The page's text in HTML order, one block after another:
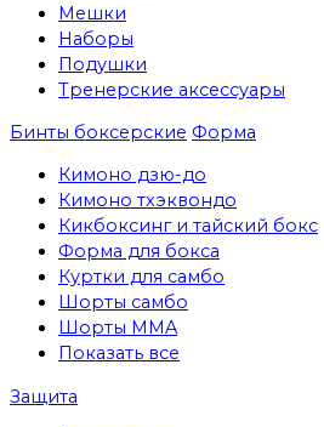
Мешки
Наборы
Подушки
Тренерские аксессуары
Бинты боксерские Форма
Кимоно дзю-до
Кимоно тхэквондо
Кикбоксинг и тайский бокс
Форма для бокса
Куртки для самбо
Шорты самбо
Шорты MMA
Показать все
Защита